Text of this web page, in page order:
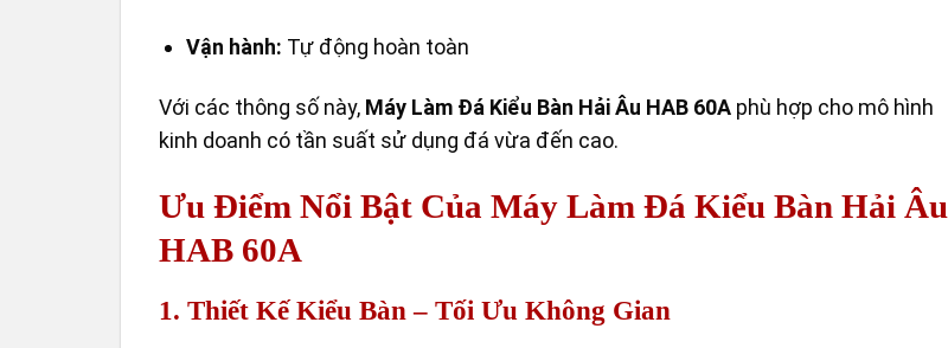
Vận hành: Tự động hoàn toàn
Với các thông số này, Máy Làm Đá Kiểu Bàn Hải Âu HAB 60A phù hợp cho mô hình
kinh doanh có tần suất sử dụng đá vừa đến cao.
Ưu Điểm Nổi Bật Của Máy Làm Đá Kiểu Bàn Hải Âu
HAB 60A
1. Thiết Kế Kiểu Bàn – Tối Ưu Không Gian